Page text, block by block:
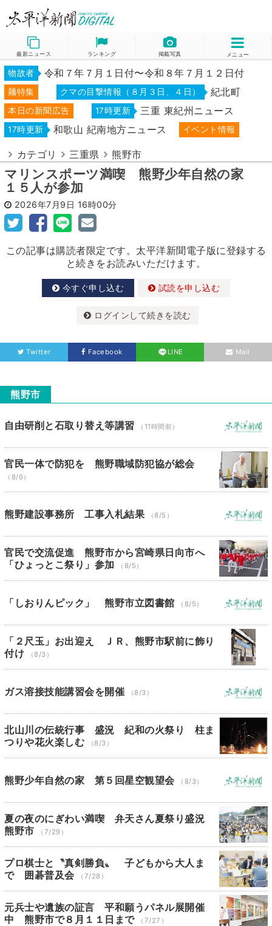
最新ニュース ランキング 掲載写真 メニュー
物故者 令和７年７月１日付〜令和８年７月１２日付
麺特集 クマの目撃情報（８月３日、４日） 紀北町
本日の新聞広告 17時更新 三重 東紀州ニュース
17時更新 和歌山 紀南地方ニュース イベント情報
カテゴリ 三重県 熊野市
マリンスポーツ満喫 熊野少年自然の家
１５人が参加
2026年7月9日 16時00分
この記事は購読者限定です。太平洋新聞電子版に登録する
と続きをお読みいただけます。
今すぐ申し込む 試読を申し込む
ログインして続きを読む
Twitter Facebook LINE Mail
熊野市
自由研削と石取り替え等講習 （11時間前）
官民一体で防犯を 熊野職域防犯協が総会
（8/6）
熊野建設事務所 工事入札結果 （8/5）
官民で交流促進 熊野市から宮崎県日向市へ
「ひょっとこ祭り」参加
（8/5）
「しおりんピック」 熊野市立図書館 （8/5）
「２尺玉」お出迎え ＪＲ、熊野市駅前に飾り
付け
（8/3）
ガス溶接技能講習会を開催 （8/3）
北山川の伝統行事 盛況 紀和の火祭り 柱ま
つりや花火楽しむ
（8/3）
熊野少年自然の家 第５回星空観望会 （8/3）
夏の夜のにぎわい満喫 弁天さん夏祭り盛況
熊野市
（7/29）
プロ棋士と〝真剣勝負〟 子どもから大人ま
で 囲碁普及会
（7/28）
元兵士や遺族の証言 平和願うパネル展開催
中 熊野市で８月１１日まで
（7/27）